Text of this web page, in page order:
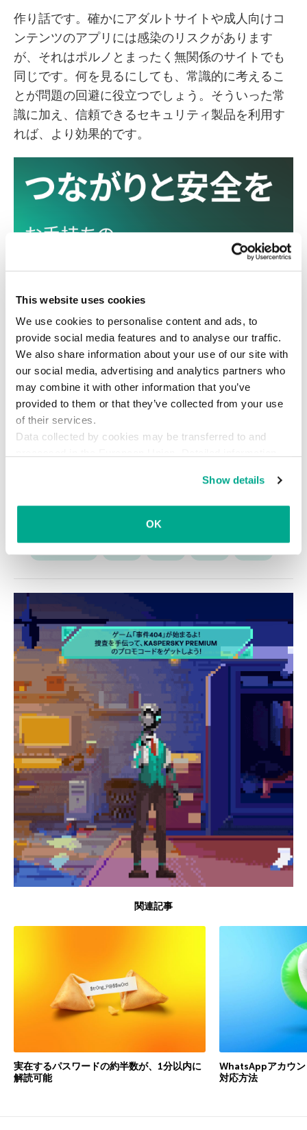
This website uses cookies
We use cookies to personalise content and ads, to
provide social media features and to analyse our traffic.
We also share information about your use of our site with
our social media, advertising and analytics partners who
may combine it with other information that you’ve
provided to them or that they’ve collected from your use
of their services.
Data collected by cookies may be transferred to and
Show details
OK
作り話です。確かにアダルトサイトや成人向けコ
ンテンツのアプリには感染のリスクがあります
が、それはポルノとまったく無関係のサイトでも
同じです。何を見るにしても、常識的に考えるこ
とが問題の回避に役立つでしょう。そういった常
識に加え、信頼できるセキュリティ製品を利用す
れば、より効果的です。
セキュリティ
関連記事
実在するパスワードの約半数が、1分以内に
解読可能
WhatsAppアカウ
対応方法